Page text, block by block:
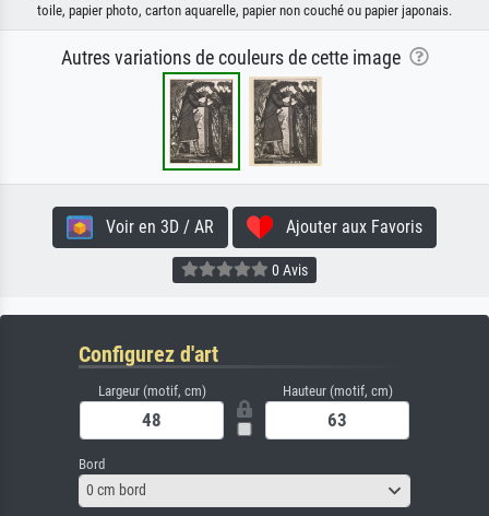
toile, papier photo, carton aquarelle, papier non couché ou papier japonais.
Autres variations de couleurs de cette image
Voir en 3D / AR Ajouter aux Favoris
0 Avis
Configurez d'art
Largeur (motif, cm) Hauteur (motif, cm)
Bord
0 cm bord